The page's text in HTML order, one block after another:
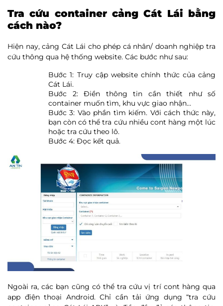
Tra cứu container cảng Cát Lái bằng
cách nào?
Hiện nay, cảng Cát Lái cho phép cá nhân/ doanh nghiệp tra
cứu thông qua hệ thống website. Các bước như sau:
Bước 1: Truy cập website chính thức của cảng
Cát Lái.
Bước 2: Điền thông tin cần thiết như số
container muốn tìm, khu vực giao nhận…
Bước 3: Vào phần tìm kiếm. Với cách thức này,
bạn còn có thể tra cứu nhiều cont hàng một lúc
hoặc tra cứu theo lô.
Bước 4: Đọc kết quả.
Ngoài ra, các bạn cũng có thể tra cứu vị trí cont hàng qua
app điện thoại Android. Chỉ cần tải ứng dụng “tra cứu